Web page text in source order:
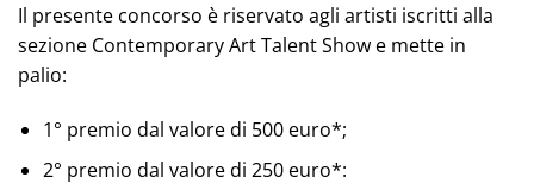
Il presente concorso è riservato agli artisti iscritti alla
sezione Contemporary Art Talent Show e mette in
palio:
1° premio dal valore di 500 euro*;
2° premio dal valore di 250 euro*: